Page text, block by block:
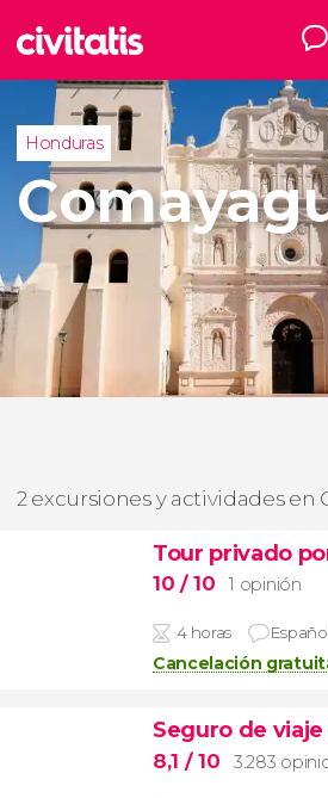
Honduras
2 excursiones y actividades en
Tour privado
10 / 10 1 opinión
4 horas
Cancelación
Seguro de
8,1 / 10 3.283